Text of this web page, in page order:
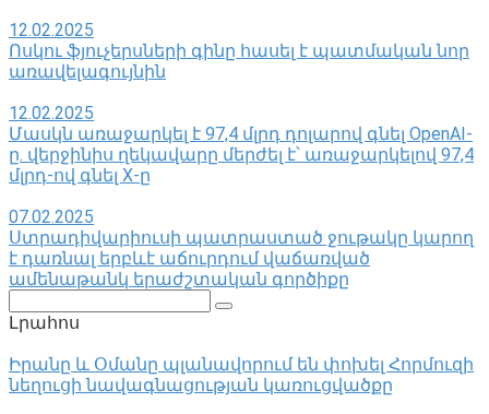
12.02.2025
Ոսկու ֆյուչերսների գինը հասել է պատմական նոր
առավելագույնին
12.02.2025
Մասկն առաջարկել է 97,4 մլրդ դոլարով գնել OpenAI-
ը. վերջինիս ղեկավարը մերժել է՝ առաջարկելով 97,4
մլրդ-ով գնել X-ը
07.02.2025
Ստրադիվարիուսի պատրաստած ջութակը կարող
է դառնալ երբևէ աճուրդում վաճառված
ամենաթանկ երաժշտական ​​գործիքը
Լրահոս
Իրանը և Օմանը պլանավորում են փոխել Հորմուզի
նեղուցի նավագնացության կառուցվածքը